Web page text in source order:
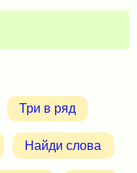
Три в ряд
Найди слова